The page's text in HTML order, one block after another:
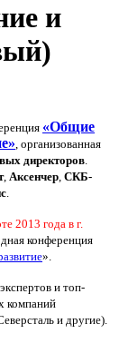
и
«Общие
, организованная
директоров
, Аксенчер СКБ-
2013 года в г.
конференция
».
и топ-
компаний
и другие).